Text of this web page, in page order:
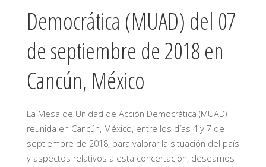
Democrática (MUAD) del 07
de septiembre de 2018 en
Cancún, México
La Mesa de Unidad de Acción Democrática (MUAD)
reunida en Cancún, México, entre los días 4 y 7 de
septiembre de 2018, para valorar la situación del país
y aspectos relativos a esta concertación, deseamos